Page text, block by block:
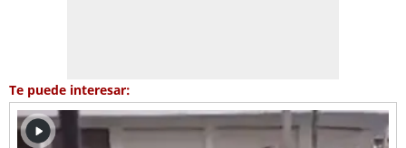
Te puede interesar: